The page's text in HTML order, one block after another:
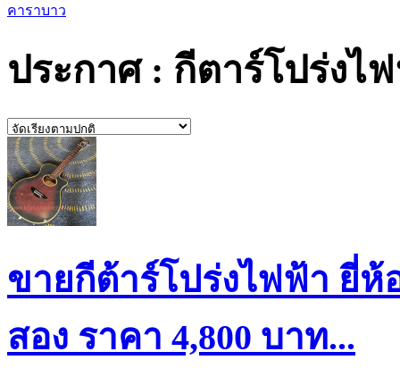
คาราบาว
ประกาศ : กีตาร์โปร่งไ
ขายกีต้าร์โปร่งไฟฟ้า ยี่ห้
สอง ราคา 4,800 บาท...